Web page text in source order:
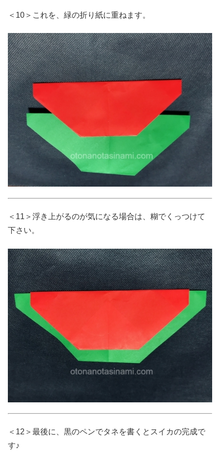
＜10＞これを、緑の折り紙に重ねます。
＜11＞浮き上がるのが気になる場合は、糊でくっつけて
下さい。
＜12＞最後に、黒のペンでタネを書くとスイカの完成で
す♪